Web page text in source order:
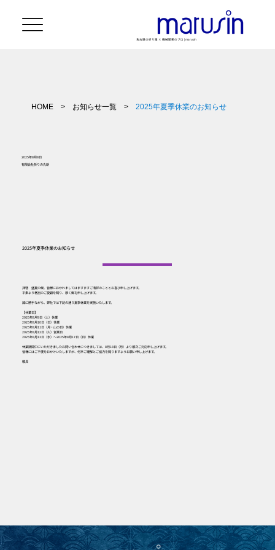
名古屋の折り屋 × 機械開発のプロ | marusin
HOME> お知らせ一覧> 2025年夏季休業のお知らせ
2025年8月8日
有限会社折りの丸新
2025年夏季休業のお知らせ
拝啓 盛夏の候、皆様におかれましてはますますご清祥のこととお喜び申し上げます。
平素より格別のご愛顧を賜り、厚く御礼申し上げます。
誠に勝手ながら、弊社では下記の通り夏季休業を実施いたします。
【休業日】
2025年8月9日（土）休業
2025年8月10日（日）休業
2025年8月11日（月・山の日）休業
2025年8月12日（火）営業日
2025年8月13日（水）～2025年8月17日（日）休業
休業期間中にいただきましたお問い合わせにつきましては、8月18日（月）より順次ご対応申し上げます。
皆様にはご不便をおかけいたしますが、何卒ご理解とご協力を賜りますようお願い申し上げます。
敬具